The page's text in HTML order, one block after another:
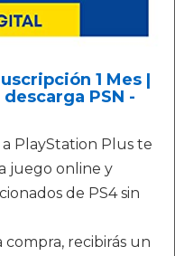
1 Mes |
PSN -
a PlayStation Plus te
juego online y
de PS4 sin
recibirás un